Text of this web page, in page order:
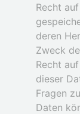
Recht
deren
Zweck
Recht
dieser
Fragen
Daten